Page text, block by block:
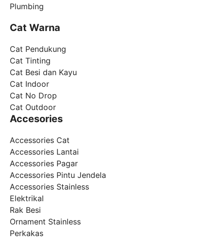
Plumbing
Cat Warna
Cat Pendukung
Cat Tinting
Cat Besi dan Kayu
Cat Indoor
Cat No Drop
Cat Outdoor
Accesories
Accessories Cat
Accessories Lantai
Accessories Pagar
Accessories Pintu Jendela
Accessories Stainless
Elektrikal
Rak Besi
Ornament Stainless
Perkakas